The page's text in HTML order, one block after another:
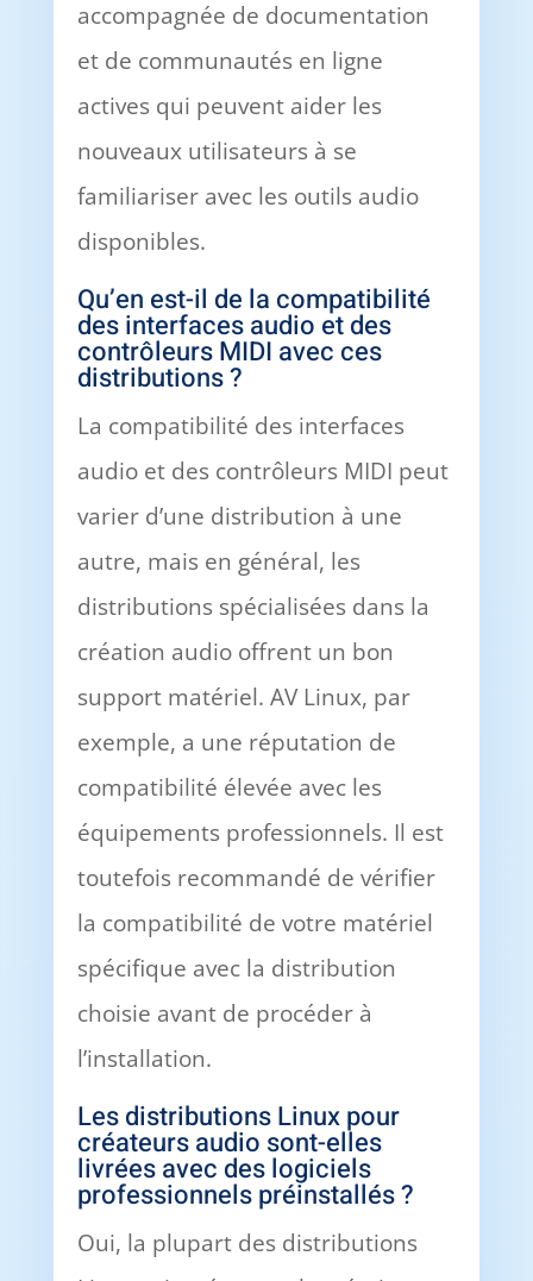
accompagnée de documentation
et de communautés en ligne
actives qui peuvent aider les
nouveaux utilisateurs à se
familiariser avec les outils audio
disponibles.
Qu’en est-il de la compatibilité
des interfaces audio et des
contrôleurs MIDI avec ces
distributions ?
La compatibilité des interfaces
audio et des contrôleurs MIDI peut
varier d’une distribution à une
autre, mais en général, les
distributions spécialisées dans la
création audio offrent un bon
support matériel. AV Linux, par
exemple, a une réputation de
compatibilité élevée avec les
équipements professionnels. Il est
toutefois recommandé de vérifier
la compatibilité de votre matériel
spécifique avec la distribution
choisie avant de procéder à
l’installation.
Les distributions Linux pour
créateurs audio sont-elles
livrées avec des logiciels
professionnels préinstallés ?
Oui, la plupart des distributions